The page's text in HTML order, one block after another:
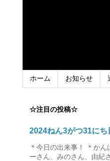
ホーム お知らせ
☆注目の投稿☆
2024ねん3がつ31にち
＊今日の出来事！ ＊か
ーさん、みのさん、由紀